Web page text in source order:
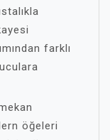
farklı
öğeleri